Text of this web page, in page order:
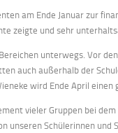
am Ende Januar zur
zeigte und sehr
unterwegs. Vor
auch außerhalb der
wird Ende April
vieler Gruppen bei
unseren Schülerinnen